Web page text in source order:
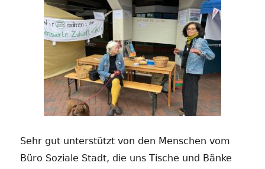
Sehr gut unterstützt von den Menschen vom
Büro Soziale Stadt, die uns Tische und Bänke